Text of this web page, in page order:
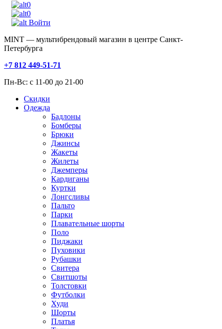
0
0
Войти
MINT — мультибрендовый магазин в центре Санкт-
Петербурга
+7 812 449-51-71
Пн-Вс: с 11-00 до 21-00
Скидки
Одежда
Бадлоны
Бомберы
Брюки
Джинсы
Жакеты
Жилеты
Джемперы
Кардиганы
Куртки
Лонгсливы
Пальто
Парки
Плавательные шорты
Поло
Пиджаки
Пуховики
Рубашки
Свитера
Свитшоты
Толстовки
Футболки
Худи
Шорты
Платья